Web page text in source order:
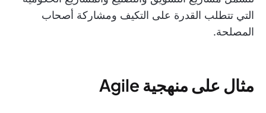
التي تتطلب القدرة على التكيف ومشاركة أصحاب
المصلحة.
مثال على منهجية Agile